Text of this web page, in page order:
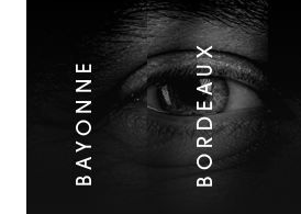
BAYONNE BORDEAUX